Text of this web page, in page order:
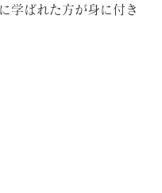
学ばれた方が身に付き